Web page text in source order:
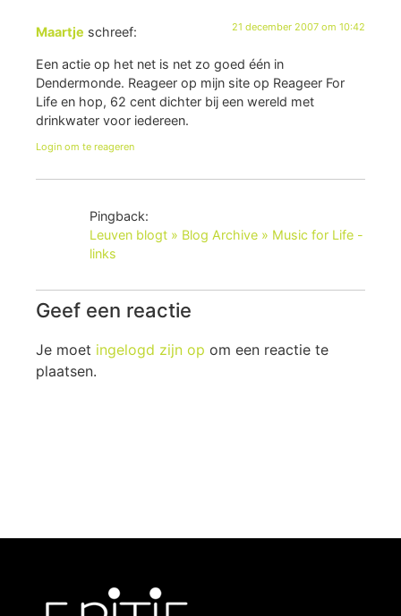
Maartje schreef: 21 december 2007 om 10:42
Een actie op het net is net zo goed één in
Dendermonde. Reageer op mijn site op Reageer For
Life en hop, 62 cent dichter bij een wereld met
drinkwater voor iedereen.
Login om te reageren
Pingback:
Leuven blogt » Blog Archive » Music for Life -
links
Geef een reactie
Je moet ingelogd zijn op om een reactie te
plaatsen.